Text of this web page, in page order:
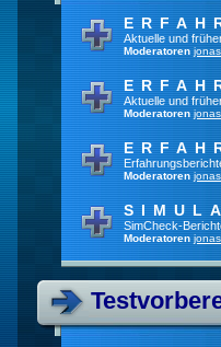
Aktuelle und
Moderatoren jonas
Aktuelle und
Moderatoren jonas
Moderatoren jonas
SimCheck-
Moderatoren jonas